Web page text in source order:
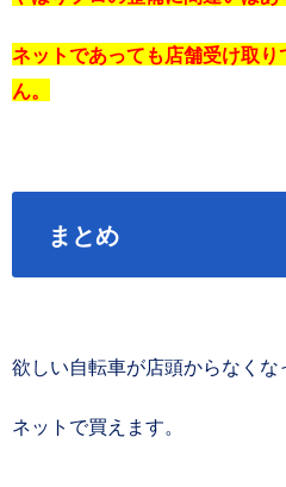
ネットであっても店舗受け取
ん。
まとめ
欲しい自転車が店頭からなくな
ネットで買えます。